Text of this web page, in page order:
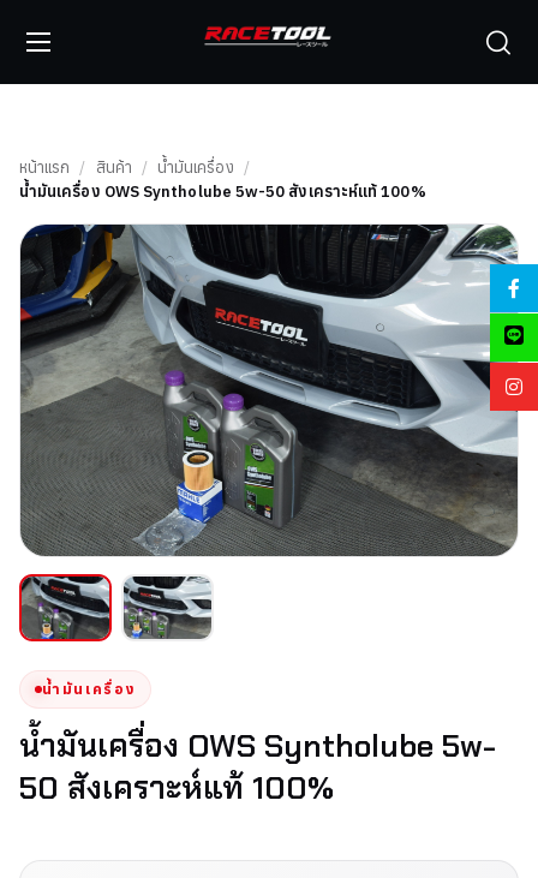
หน้าแรก / สินค้า / น้ำมันเครื่อง /
น้ำมันเครื่อง OWS Syntholube 5w-50 สังเคราะห์แท้ 100%
น้ำมันเครื่อง
น้ำมันเครื่อง OWS Syntholube 5w-
50 สังเคราะห์แท้ 100%